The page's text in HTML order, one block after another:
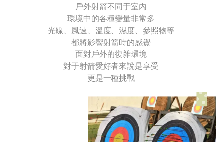
戶外射箭不同于室內
環境中的各種變量非常多
光線、風速、溫度、濕度、參照物等
都將影響射箭時的感覺
面對戶外的復雜環境
對于射箭愛好者來說是享受
更是一種挑戰